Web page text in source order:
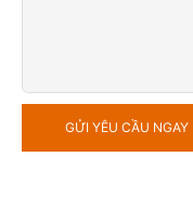
GỬI YÊU CẦU NGAY